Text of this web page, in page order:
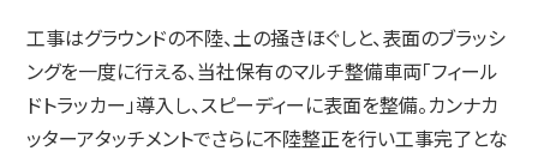
工事はグラウンドの不陸、土の掻きほぐしと、表面のブラッシ
ングを一度に行える、当社保有のマルチ整備車両「フィール
ドトラッカー」導入し、スピーディーに表面を整備。カンナカ
ッターアタッチメントでさらに不陸整正を行い工事完了とな